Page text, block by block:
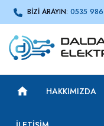
BİZİ ARAYIN: 0535
HAKKIMIZDA